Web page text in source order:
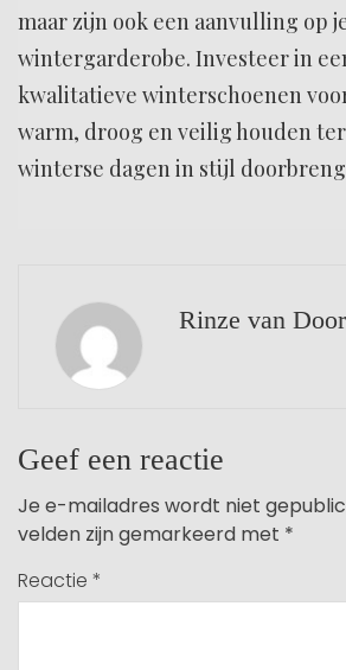
maar zijn ook een aanvulling op
wintergarderobe. Investeer in
kwalitatieve winterschoenen
warm, droog en veilig houden
winterse dagen in stijl
Rinze van
Geef een reactie
Je e-mailadres wordt niet
velden zijn gemarkeerd met *
Reactie *